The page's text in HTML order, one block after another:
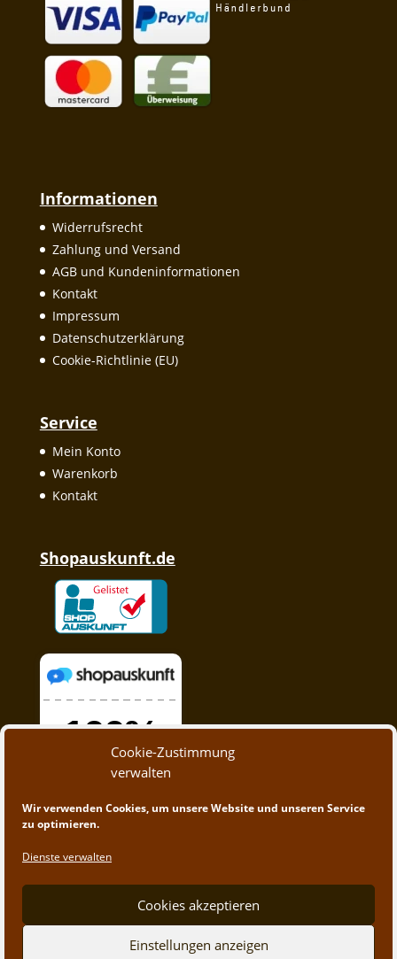
Cookie-Zustimmung
verwalten
Wir verwenden Cookies, um unsere Website und unseren Service
zu optimieren.
Dienste verwalten
Cookies akzeptieren
Einstellungen anzeigen
Informationen
Widerrufsrecht
Zahlung und Versand
AGB und Kundeninformationen
Kontakt
Impressum
Datenschutzerklärung
Cookie-Richtlinie (EU)
Service
Mein Konto
Warenkorb
Kontakt
Shopauskunft.de